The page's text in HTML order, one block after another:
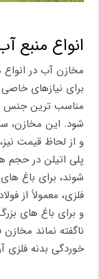
انواع منبع
مخازن آب در
برای نیازهای
مناسب ترین جنس
شود. این مخازن،
و از لحاظ قیمت
شوند، برای باغ
فلزی، معمولاً از
و برای باغ‌ های
ناگفته نماند مخازن
خوردگی بدنه فلزی